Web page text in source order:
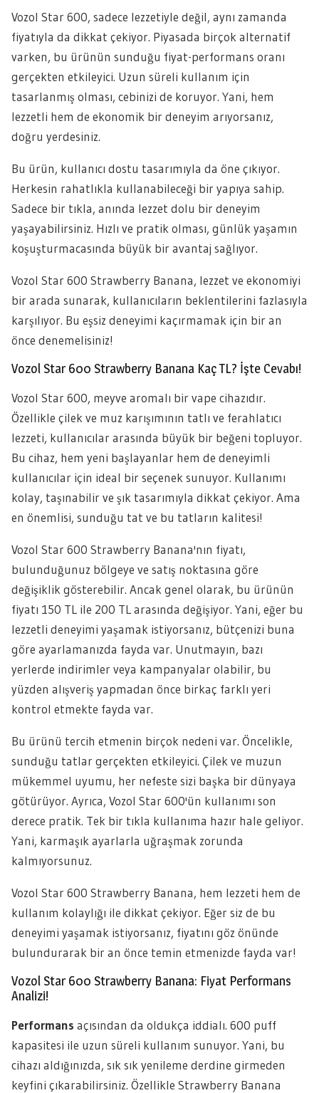
Vozol Star 600, sadece lezzetiyle değil, aynı zamanda
fiyatıyla da dikkat çekiyor. Piyasada birçok alternatif
varken, bu ürünün sunduğu fiyat-performans oranı
gerçekten etkileyici. Uzun süreli kullanım için
tasarlanmış olması, cebinizi de koruyor. Yani, hem
lezzetli hem de ekonomik bir deneyim arıyorsanız,
doğru yerdesiniz.
Bu ürün, kullanıcı dostu tasarımıyla da öne çıkıyor.
Herkesin rahatlıkla kullanabileceği bir yapıya sahip.
Sadece bir tıkla, anında lezzet dolu bir deneyim
yaşayabilirsiniz. Hızlı ve pratik olması, günlük yaşamın
koşuşturmacasında büyük bir avantaj sağlıyor.
Vozol Star 600 Strawberry Banana, lezzet ve ekonomiyi
bir arada sunarak, kullanıcıların beklentilerini fazlasıyla
karşılıyor. Bu eşsiz deneyimi kaçırmamak için bir an
önce denemelisiniz!
Vozol Star 600 Strawberry Banana Kaç TL? İşte Cevabı!
Vozol Star 600, meyve aromalı bir vape cihazıdır.
Özellikle çilek ve muz karışımının tatlı ve ferahlatıcı
lezzeti, kullanıcılar arasında büyük bir beğeni topluyor.
Bu cihaz, hem yeni başlayanlar hem de deneyimli
kullanıcılar için ideal bir seçenek sunuyor. Kullanımı
kolay, taşınabilir ve şık tasarımıyla dikkat çekiyor. Ama
en önemlisi, sunduğu tat ve bu tatların kalitesi!
Vozol Star 600 Strawberry Banana'nın fiyatı,
bulunduğunuz bölgeye ve satış noktasına göre
değişiklik gösterebilir. Ancak genel olarak, bu ürünün
fiyatı 150 TL ile 200 TL arasında değişiyor. Yani, eğer bu
lezzetli deneyimi yaşamak istiyorsanız, bütçenizi buna
göre ayarlamanızda fayda var. Unutmayın, bazı
yerlerde indirimler veya kampanyalar olabilir, bu
yüzden alışveriş yapmadan önce birkaç farklı yeri
kontrol etmekte fayda var.
Bu ürünü tercih etmenin birçok nedeni var. Öncelikle,
sunduğu tatlar gerçekten etkileyici. Çilek ve muzun
mükemmel uyumu, her nefeste sizi başka bir dünyaya
götürüyor. Ayrıca, Vozol Star 600'ün kullanımı son
derece pratik. Tek bir tıkla kullanıma hazır hale geliyor.
Yani, karmaşık ayarlarla uğraşmak zorunda
kalmıyorsunuz.
Vozol Star 600 Strawberry Banana, hem lezzeti hem de
kullanım kolaylığı ile dikkat çekiyor. Eğer siz de bu
deneyimi yaşamak istiyorsanız, fiyatını göz önünde
bulundurarak bir an önce temin etmenizde fayda var!
Vozol Star 600 Strawberry Banana: Fiyat Performans
Analizi!
Performans açısından da oldukça iddialı. 600 puff
kapasitesi ile uzun süreli kullanım sunuyor. Yani, bu
cihazı aldığınızda, sık sık yenileme derdine girmeden
keyfini çıkarabilirsiniz. Özellikle Strawberry Banana